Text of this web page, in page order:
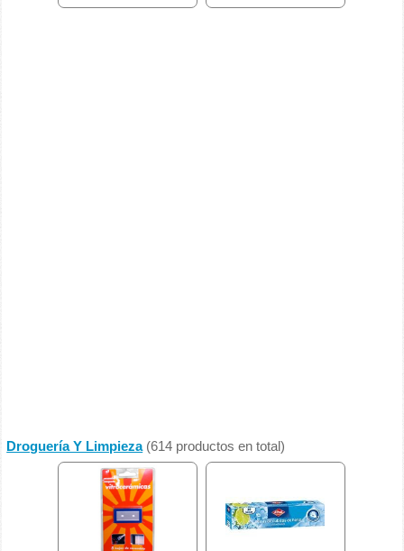
Droguería Y Limpieza(614 productos en total)